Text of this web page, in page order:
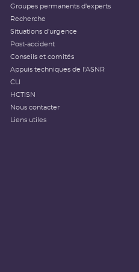
Groupes permanents d'experts
Recherche
Situations d'urgence
Post-accident
Conseils et comités
Appuis techniques de l'ASNR
CLI
HCTISN
Nous contacter
Liens utiles